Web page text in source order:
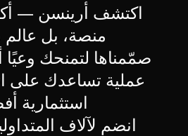
اكتشف أرينسن —
منصة، بل عالم
صمّمناها لتمنحك
عملية تساعدك على
استثمارية
انضم لآلاف